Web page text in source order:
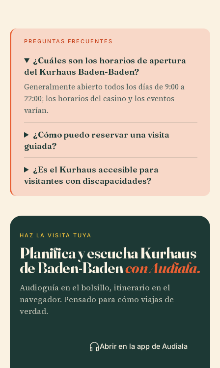
PREGUNTAS FRECUENTES
¿Cuáles son los horarios de apertura
del Kurhaus Baden-Baden?
Generalmente abierto todos los días de 9:00 a
22:00; los horarios del casino y los eventos
varían.
¿Cómo puedo reservar una visita
guiada?
¿Es el Kurhaus accesible para
visitantes con discapacidades?
HAZ LA VISITA TUYA
Planifica y escucha Kurhaus
de Baden-Badencon Audiala.
Audioguía en el bolsillo, itinerario en el
navegador. Pensado para cómo viajas de
verdad.
Abrir en la app de Audiala